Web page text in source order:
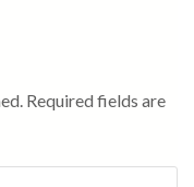
Required fields are